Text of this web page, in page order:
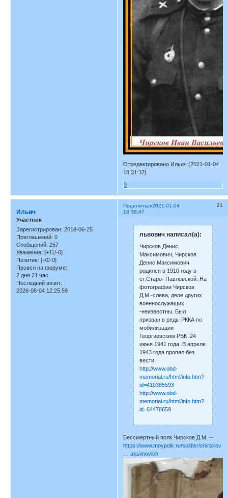
Отредактировано Ильич (2021-01-04
18:31:32)
0
Поделиться 21
2021-01-04
18:38:47
Ильич
Участник
Зарегистрирован: 2018-06-25
Приглашений: 0
Сообщений: 257
Уважение: [+11/-0]
Позитив: [+0/-0]
Провел на форуме:
2 дня 21 час
Последний визит:
2026-08-04 12:25:59
львович написал(а):
Чирсков Денис
Максимович, Чирсков
Денис Максимович
родился в 1910 году в
ст.Старо- Павловской. На
фотографии Чирсков
Д,М.-слева, двое других
военнослужащих
-неизвестны. Был
призван в ряды РККА по
мобилизации
Георгиевским РВК 24
июня 1941 года. В апреле
1943 года пропал без
вести.
http://www.obd-
memorial.ru/html/info.htm?
id=410385593
http://www.obd-
memorial.ru/html/info.htm?
id=64478659
Бессмертный полк Чирсков Д.М. --
https://www.moypolk.ru/soldier/chirskov
… aksimovich